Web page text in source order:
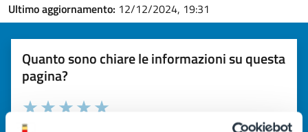
Ultimo aggiornamento: 12/12/2024, 19:31
Quanto sono chiare le informazioni su questa
pagina?
Valuta la chiarezza delle informazioni (da 1 a 5 stelle)
Seleziona il numero di stelle per valutare la chiarezza delle
Valuta 1 stelle su 5